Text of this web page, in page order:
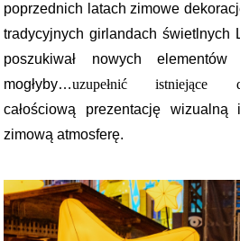
poprzednich latach zimowe
tradycyjnych girlandach świetlnych
poszukiwał nowych elementów
mogłyby…uzupełnić istniejące
całościową prezentację
zimową atmosferę.